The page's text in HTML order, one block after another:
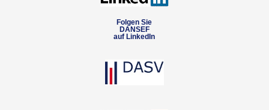
Folgen Sie
DANSEF
auf LinkedIn